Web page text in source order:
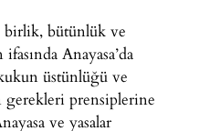
bütünlük ve
Anayasa’da
üstünlüğü ve
prensiplerine
ve yasalar